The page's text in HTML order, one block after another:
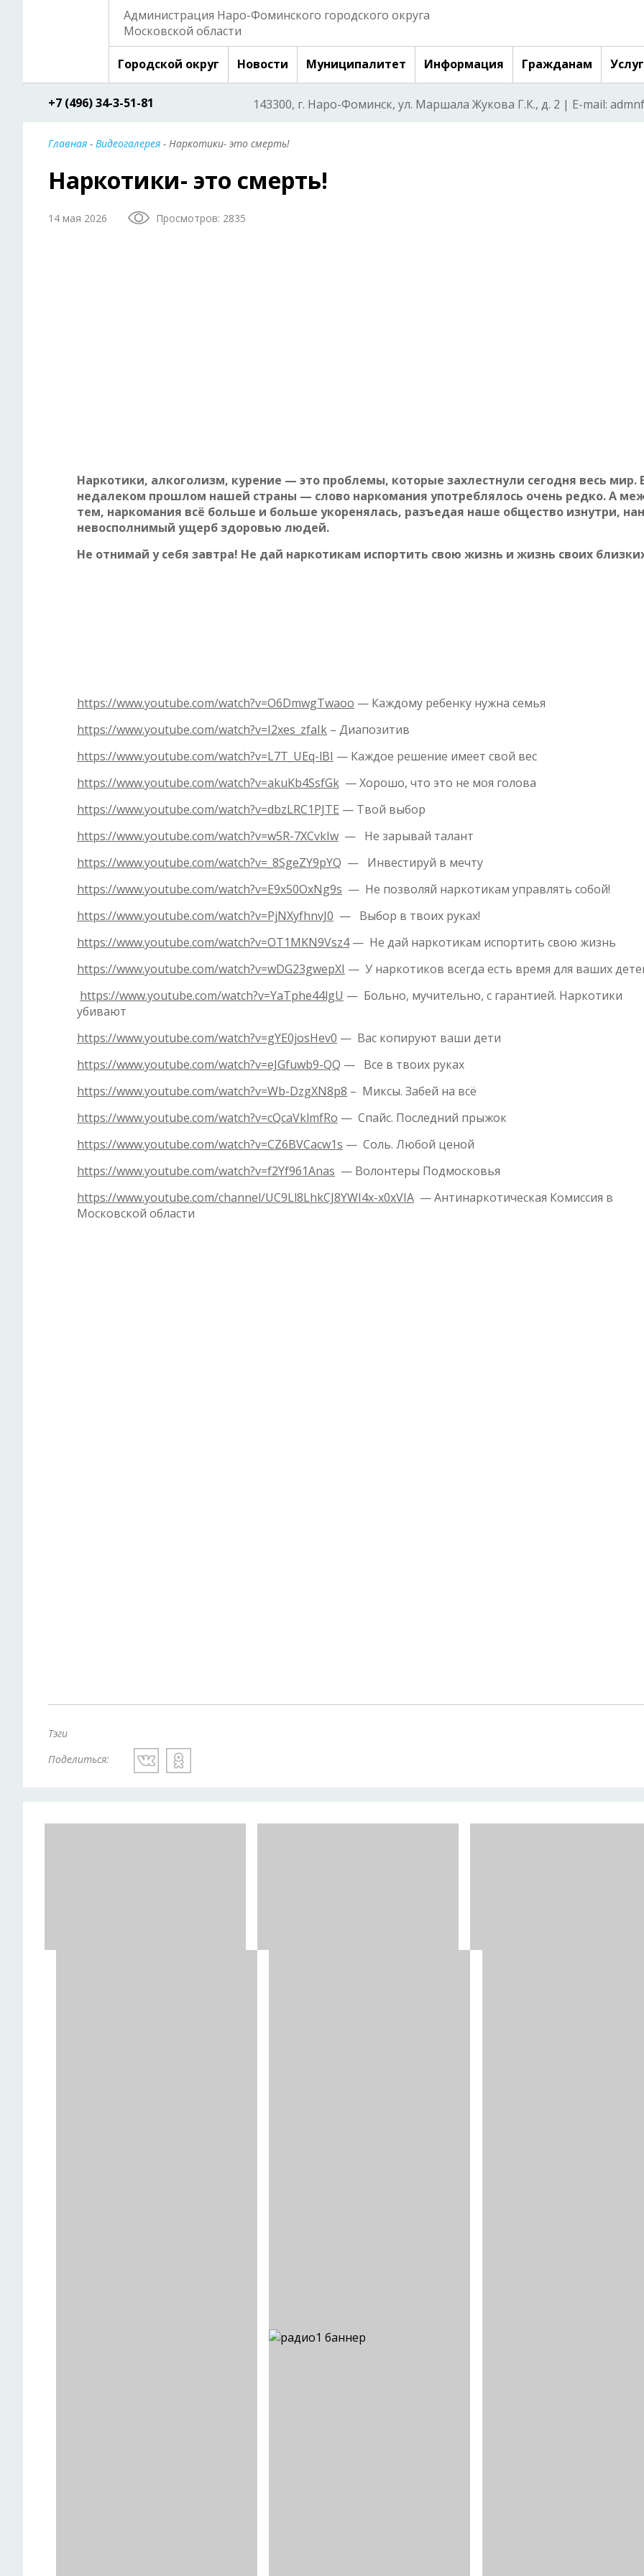
Администрация Наро-Фоминского городского округа
Московской области
Городской округ Новости Муниципалитет Информация Гражданам
+7 (496) 34-3-51-81 143300, г. Наро-Фоминск, ул. Маршала Жукова Г.К., д. 2 | E-mail:
Главная - Видеогалерея - Наркотики- это смерть!
Наркотики- это смерть!
14 мая 2026 Просмотров: 2835
Наркотики, алкоголизм, курение — это проблемы, которые захлестнули сегодня весь мир.
недалеком прошлом нашей страны — слово наркомания употреблялось очень редко. А
тем, наркомания всё больше и больше укоренялась, разъедая наше общество изнутри,
невосполнимый ущерб здоровью людей.
Не отнимай у себя завтра! Не дай наркотикам испортить свою жизнь и жизнь своих
https://www.youtube.com/watch?v=O6DmwgTwaoo — Каждому ребенку нужна семья
https://www.youtube.com/watch?v=I2xes_zfaIk – Диапозитив
https://www.youtube.com/watch?v=L7T_UEq-lBI — Каждое решение имеет свой вес
https://www.youtube.com/watch?v=akuKb4SsfGk — Хорошо, что это не моя голова
https://www.youtube.com/watch?v=dbzLRC1PJTE — Твой выбор
https://www.youtube.com/watch?v=w5R-7XCvkIw — Не зарывай талант
https://www.youtube.com/watch?v=_8SgeZY9pYQ — Инвестируй в мечту
https://www.youtube.com/watch?v=E9x50OxNg9s — Не позволяй наркотикам управлять собой!
https://www.youtube.com/watch?v=PjNXyfhnvJ0 — Выбор в твоих руках!
https://www.youtube.com/watch?v=OT1MKN9Vsz4— Не дай наркотикам испортить свою жизнь
https://www.youtube.com/watch?v=wDG23gwepXI — У наркотиков всегда есть время для ваших
https://www.youtube.com/watch?v=YaTphe44lgU — Больно, мучительно, с гарантией. Наркотики
убивают
https://www.youtube.com/watch?v=gYE0josHev0 — Вас копируют ваши дети
https://www.youtube.com/watch?v=eJGfuwb9-QQ — Все в твоих руках
https://www.youtube.com/watch?v=Wb-DzgXN8p8 – Миксы. Забей на всё
https://www.youtube.com/watch?v=cQcaVklmfRo — Спайс. Последний прыжок
https://www.youtube.com/watch?v=CZ6BVCacw1s — Соль. Любой ценой
https://www.youtube.com/watch?v=f2Yf961Anas — Волонтеры Подмосковья
https://www.youtube.com/channel/UC9Ll8LhkCJ8YWI4x-x0xVIA — Антинаркотическая Комиссия в
Московской области
Тэги
Поделиться: